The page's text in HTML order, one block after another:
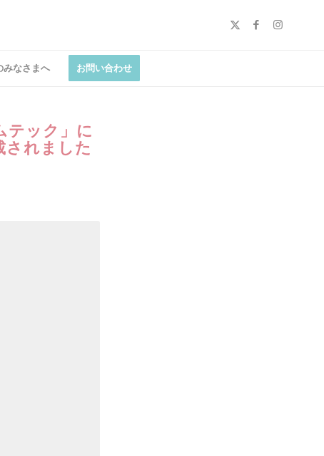
みなさまへ お問い合わせ
テック」に
されました